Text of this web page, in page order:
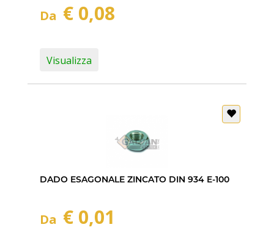
Da € 0,08
Visualizza
DADO ESAGONALE ZINCATO DIN 934 E-100
Da € 0,01